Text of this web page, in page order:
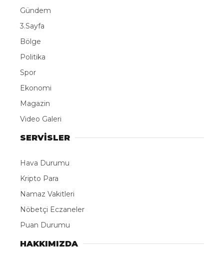
Gündem
3.Sayfa
Bölge
Politika
Spor
Ekonomi
Magazin
Video Galeri
SERVİSLER
Hava Durumu
Kripto Para
Namaz Vakitleri
Nöbetçi Eczaneler
Puan Durumu
HAKKIMIZDA